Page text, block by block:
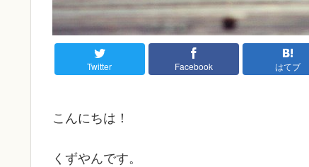
Twitter Facebook はてブ
こんにちは！
くずやんです。